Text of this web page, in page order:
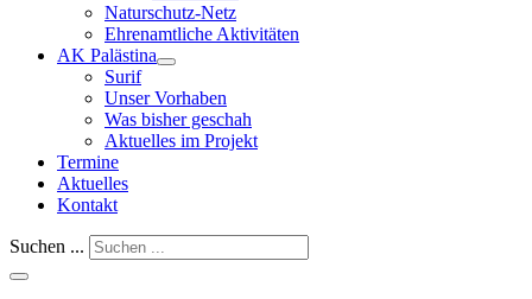
Naturschutz-Netz
Ehrenamtliche Aktivitäten
AK Palästina
Surif
Unser Vorhaben
Was bisher geschah
Aktuelles im Projekt
Termine
Aktuelles
Kontakt
Suchen ...